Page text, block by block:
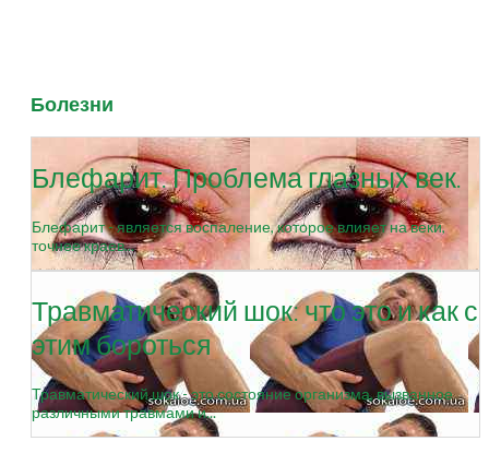
Болезни
Блефарит. Проблема глазных век.
Блефарит - является воспаление, которое влияет на веки,
точнее краев...
Травматический шок: что это и как с
этим бороться
Травматический шок - это состояние организма, вызванное
различными травмами и...